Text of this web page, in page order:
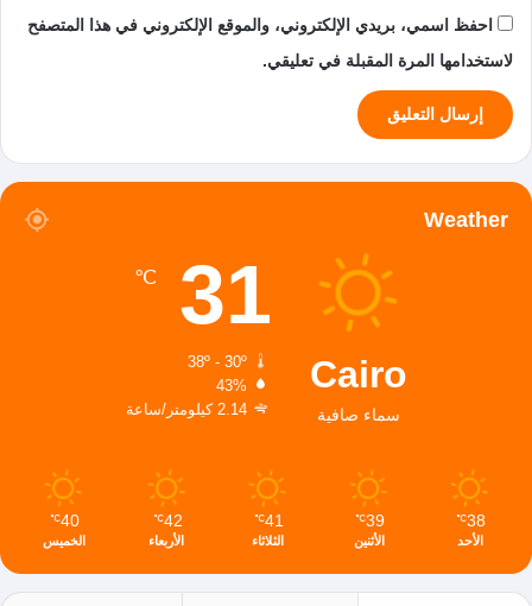
احفظ اسمي، بريدي الإلكتروني، والموقع الإلكتروني في هذا المتصفح
لاستخدامها المرة المقبلة في تعليقي.
Weather
Cairo
سماء صافية
31
℃
38º - 30º
43%
2.14 كيلومتر/ساعة
38
℃
الأحد
39
℃
الأثنين
41
℃
الثلاثاء
42
℃
الأربعاء
40
℃
الخميس